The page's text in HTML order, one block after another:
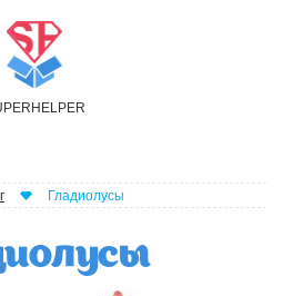
H ELPER
Гладиолусы